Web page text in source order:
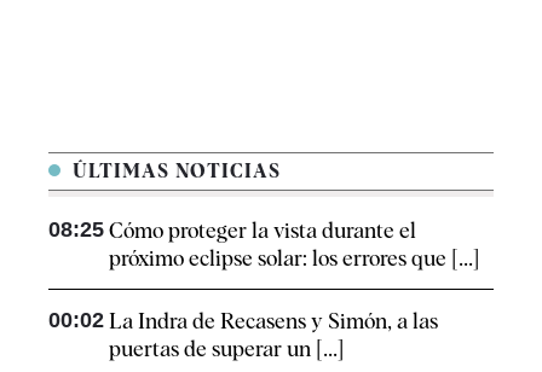
ÚLTIMAS NOTICIAS
08:25 Cómo proteger la vista durante el
próximo eclipse solar: los errores que [...]
00:02 La Indra de Recasens y Simón, a las
puertas de superar un [...]